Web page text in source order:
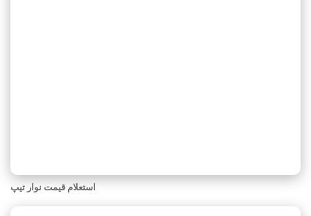
استعلام قیمت نوار تیپ